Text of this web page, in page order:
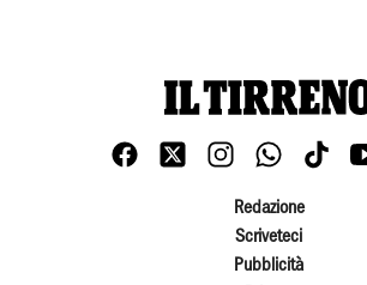
Redazione
Scriveteci
Pubblicità